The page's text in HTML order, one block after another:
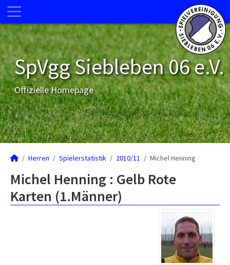
SpVgg Siebleben 06 e.V.
Offizielle Homepage
Herren Spielerstatistik 2010/11 Michel Henning
Michel Henning : Gelb Rote
Karten (1.Männer)